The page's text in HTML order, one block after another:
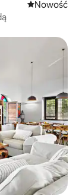
Nowe
Nowość